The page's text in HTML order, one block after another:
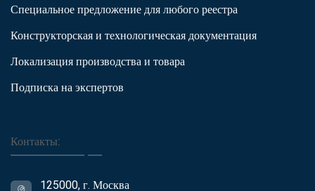
Специальное предложение для любого реестра
Конструкторская и технологическая документация
Локализация производства и товара
Подписка на экспертов
Контакты:
125000, г. Москва